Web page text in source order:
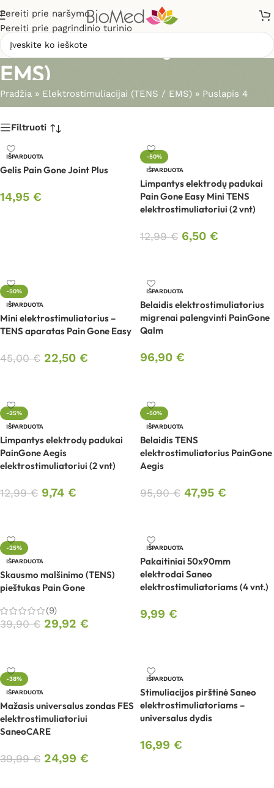
Pereiti prie naršymo
Pereiti prie pagrindinio turinio
Elektrostimuliacijai (TENS /
EMS)
Pradžia » Elektrostimuliacijai (TENS / EMS) » Puslapis 4
Filtruoti
IŠPARDUOTA
Gelis Pain Gone Joint Plus
14,95 €
-50%
IŠPARDUOTA
Limpantys elektrodų padukai
Pain Gone Easy Mini TENS
elektrostimuliatoriui (2 vnt)
12,99€ 6,50 €
-50%
IŠPARDUOTA
Mini elektrostimuliatorius –
TENS aparatas Pain Gone Easy
45,00€ 22,50 €
IŠPARDUOTA
Belaidis elektrostimuliatorius
migrenai palengvinti PainGone
Qalm
96,90 €
-25%
IŠPARDUOTA
Limpantys elektrodų padukai
PainGone Aegis
elektrostimuliatoriui (2 vnt)
12,99€ 9,74 €
-50%
IŠPARDUOTA
Belaidis TENS
elektrostimuliatorius PainGone
Aegis
95,90€ 47,95 €
-25%
IŠPARDUOTA
Skausmo malšinimo (TENS)
pieštukas Pain Gone
(9)
39,90€ 29,92 €
IŠPARDUOTA
Pakaitiniai 50x90mm
elektrodai Saneo
elektrostimuliatoriams (4 vnt.)
9,99 €
-38%
IŠPARDUOTA
Mažasis universalus zondas FES
elektrostimuliatoriui
SaneoCARE
39,99€ 24,99 €
IŠPARDUOTA
Stimuliacijos pirštinė Saneo
elektrostimuliatoriams –
universalus dydis
16,99 €